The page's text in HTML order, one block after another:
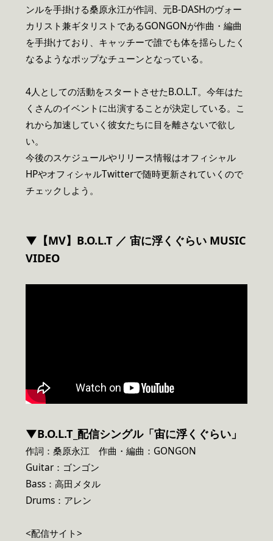
ンルを手掛ける桑原永江が作詞、元B-DASHのヴォー
カリスト兼ギタリストであるGONGONが作曲・編曲
を手掛けており、キャッチーで誰でも体を揺らしたく
なるようなポップなチューンとなっている。
4人としての活動をスタートさせたB.O.L.T。今年はた
くさんのイベントに出演することが決定している。こ
れから加速していく彼女たちに目を離さないで欲し
い。
今後のスケジュールやリリース情報はオフィシャル
HPやオフィシャルTwitterで随時更新されていくので
チェックしよう。
▼【MV】B.O.L.T ／ 宙に浮くぐらい MUSIC
VIDEO
▼B.O.L.T_配信シングル「宙に浮くぐらい」
作詞：桑原永江 作曲・編曲：GONGON
Guitar：ゴンゴン
Bass：高田メタル
Drums：アレン
<配信サイト>